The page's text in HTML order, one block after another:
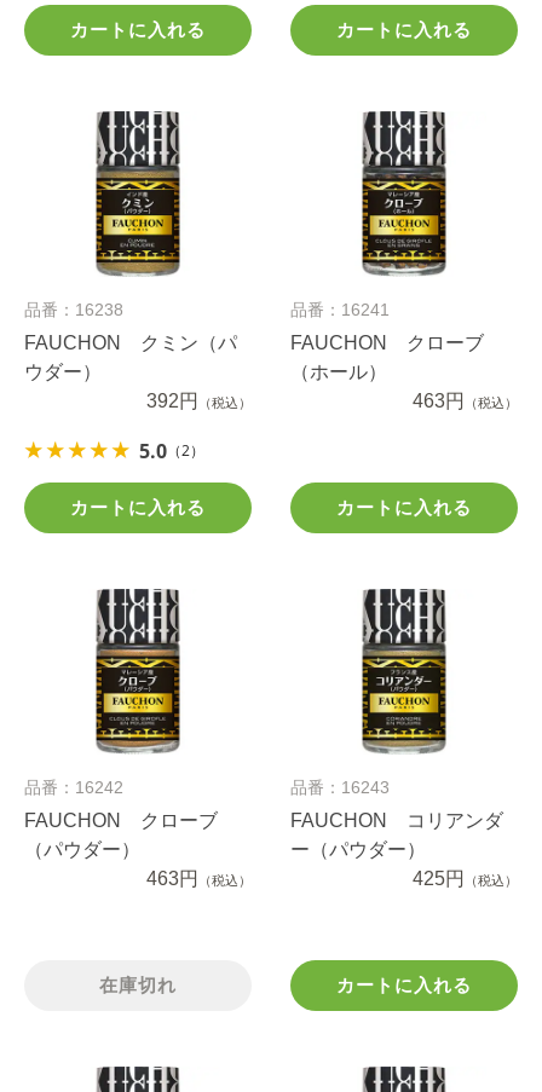
カートに入れる カートに入れる
品番：16238
FAUCHON クミン（パ
ウダー）
392円
（税込）
5.0 （2）
カートに入れる
品番：16241
FAUCHON クローブ
（ホール）
463円
（税込）
カートに入れる
品番：16242
FAUCHON クローブ
（パウダー）
463円
（税込）
在庫切れ
品番：16243
FAUCHON コリアンダ
ー（パウダー）
425円
（税込）
カートに入れる